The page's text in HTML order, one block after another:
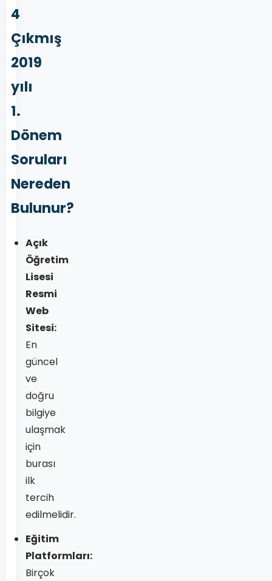
4
Çıkmış
2019
yılı
1.
Dönem
Soruları
Nereden
Bulunur?
Açık
Öğretim
Lisesi
Resmi
Web
Sitesi:
En
güncel
ve
doğru
bilgiye
ulaşmak
için
burası
ilk
tercih
edilmelidir.
Eğitim
Platformları:
Birçok